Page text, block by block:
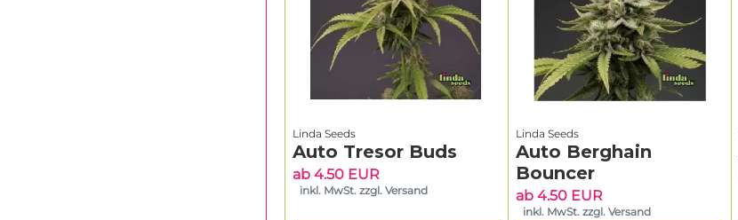
Linda Seeds
Auto Tresor Buds
ab 4.50 EUR
inkl. MwSt. zzgl. Versand
Linda Seeds
Auto Berghain
Bouncer
ab 4.50 EUR
inkl. MwSt. zzgl. Versand